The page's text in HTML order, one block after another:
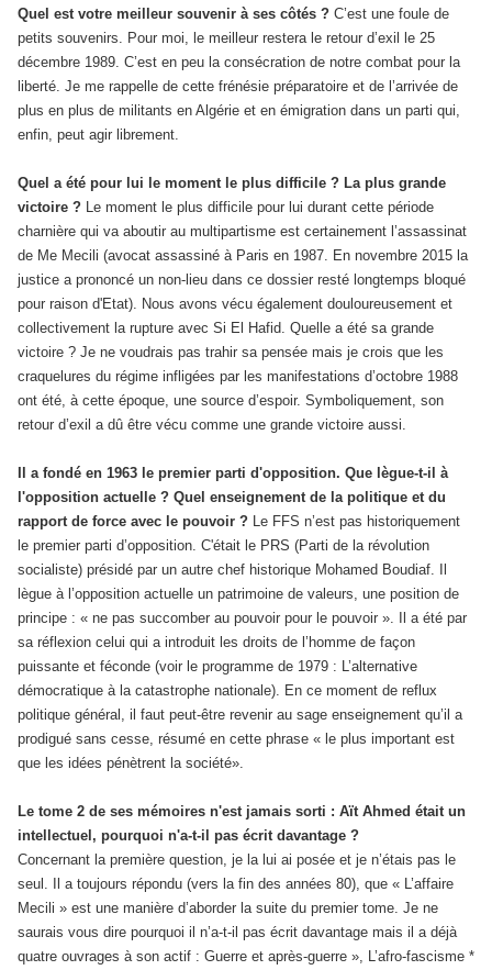
Quel est votre meilleur souvenir à ses côtés ? C’est une foule de
petits souvenirs. Pour moi, le meilleur restera le retour d’exil le 25
décembre 1989. C’est en peu la consécration de notre combat pour la
liberté. Je me rappelle de cette frénésie préparatoire et de l’arrivée de
plus en plus de militants en Algérie et en émigration dans un parti qui,
enfin, peut agir librement.
Quel a été pour lui le moment le plus difficile ? La plus grande
victoire ? Le moment le plus difficile pour lui durant cette période
charnière qui va aboutir au multipartisme est certainement l’assassinat
de Me Mecili (avocat assassiné à Paris en 1987. En novembre 2015 la
justice a prononcé un non-lieu dans ce dossier resté longtemps bloqué
pour raison d'Etat). Nous avons vécu également douloureusement et
collectivement la rupture avec Si El Hafid. Quelle a été sa grande
victoire ? Je ne voudrais pas trahir sa pensée mais je crois que les
craquelures du régime infligées par les manifestations d’octobre 1988
ont été, à cette époque, une source d’espoir. Symboliquement, son
retour d’exil a dû être vécu comme une grande victoire aussi.
Il a fondé en 1963 le premier parti d'opposition. Que lègue-t-il à
l'opposition actuelle ? Quel enseignement de la politique et du
rapport de force avec le pouvoir ? Le FFS n’est pas historiquement
le premier parti d’opposition. C'était le PRS (Parti de la révolution
socialiste) présidé par un autre chef historique Mohamed Boudiaf. Il
lègue à l’opposition actuelle un patrimoine de valeurs, une position de
principe : « ne pas succomber au pouvoir pour le pouvoir ». Il a été par
sa réflexion celui qui a introduit les droits de l’homme de façon
puissante et féconde (voir le programme de 1979 : L’alternative
démocratique à la catastrophe nationale). En ce moment de reflux
politique général, il faut peut-être revenir au sage enseignement qu’il a
prodigué sans cesse, résumé en cette phrase « le plus important est
que les idées pénètrent la société».
Le tome 2 de ses mémoires n'est jamais sorti : Aït Ahmed était un
intellectuel, pourquoi n'a-t-il pas écrit davantage ?
Concernant la première question, je la lui ai posée et je n’étais pas le
seul. Il a toujours répondu (vers la fin des années 80), que « L’affaire
Mecili » est une manière d’aborder la suite du premier tome. Je ne
saurais vous dire pourquoi il n’a-t-il pas écrit davantage mais il a déjà
quatre ouvrages à son actif : Guerre et après-guerre », L’afro-fascisme *